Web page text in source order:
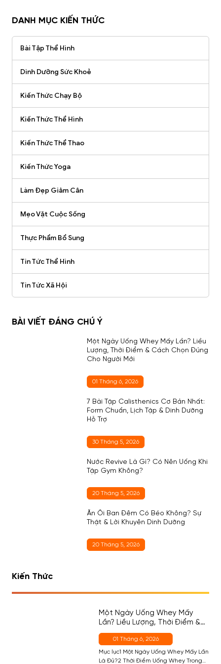
DANH MỤC KIẾN THỨC
Bài Tập Thể Hình
Dinh Dưỡng Sức Khoẻ
Kiến Thức Chạy Bộ
Kiến Thức Thể Hình
Kiến Thức Thể Thao
Kiến Thức Yoga
Làm Đẹp Giảm Cân
Mẹo Vặt Cuộc Sống
Thực Phẩm Bổ Sung
Tin Tức Thể Hình
Tin Tức Xã Hội
BÀI VIẾT ĐÁNG CHÚ Ý
Một Ngày Uống Whey Mấy Lần? Liều
Lượng, Thời Điểm & Cách Chọn Đúng
Cho Người Mới
01 Tháng 6, 2026
7 Bài Tập Calisthenics Cơ Bản Nhất:
Form Chuẩn, Lịch Tập & Dinh Dưỡng
Hỗ Trợ
30 Tháng 5, 2026
Nước Revive Là Gì? Có Nên Uống Khi
Tập Gym Không?
20 Tháng 5, 2026
Ăn Ổi Ban Đêm Có Béo Không? Sự
Thật & Lời Khuyên Dinh Dưỡng
20 Tháng 5, 2026
Kiến Thức
Một Ngày Uống Whey Mấy
Lần? Liều Lượng, Thời Điểm &
Cách Chọn Đúng Cho Người
Mới
01 Tháng 6, 2026
Mục lục1 Một Ngày Uống Whey Mấy Lần
Là Đủ?2 Thời Điểm Uống Whey Trong